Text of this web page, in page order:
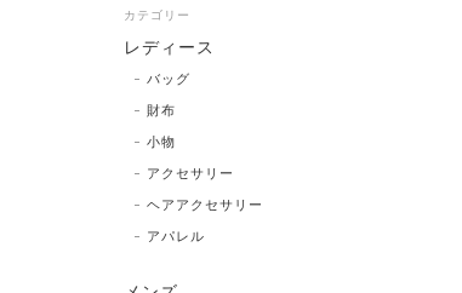
カテゴリー
レディース
バッグ
財布
小物
アクセサリー
ヘアアクセサリー
アパレル